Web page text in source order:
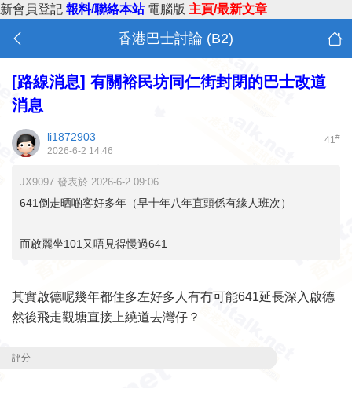
新會員登記 報料/聯絡本站 電腦版 主頁/最新文章
香港巴士討論 (B2)
[路線消息] 有關裕民坊同仁街封閉的巴士改道
消息
41#
li1872903
2026-6-2 14:46
JX9097 發表於 2026-6-2 09:06
641倒走晒啲客好多年（早十年八年直頭係有緣人班次）
而啟麗坐101又唔見得慢過641
其實啟德呢幾年都住多左好多人有冇可能641延長深入啟德
然後飛走觀塘直接上繞道去灣仔？
評分